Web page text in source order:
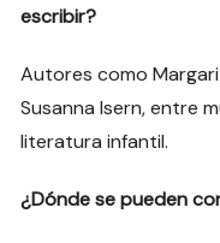
escribir?
Autores como
Susanna Isern, entre
literatura infantil.
¿Dónde se pueden